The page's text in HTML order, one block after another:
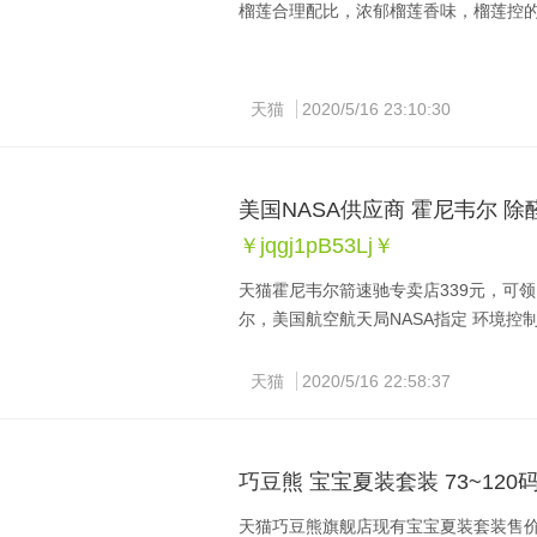
榴莲合理配比，浓郁榴莲香味，榴莲控
天猫 2020/5/16 23:10:30
美国NASA供应商 霍尼韦尔 除
￥jqgj1pB53Lj￥
天猫霍尼韦尔箭速驰专卖店339元，可
尔，美国航空航天局NASA指定 环境控
结合空气循环，达到杀菌、除醛、去
天猫 2020/5/16 22:58:37
巧豆熊 宝宝夏装套装 73~120
天猫巧豆熊旗舰店现有宝宝夏装套装售